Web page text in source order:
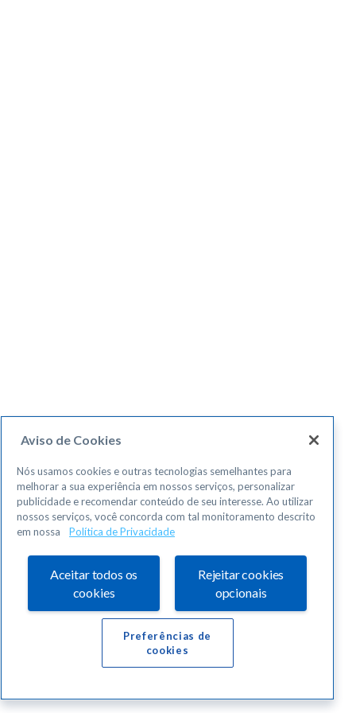
Aviso de Cookies
Nós usamos cookies e outras tecnologias semelhantes para
melhorar a sua experiência em nossos serviços, personalizar
publicidade e recomendar conteúdo de seu interesse. Ao utilizar
nossos serviços, você concorda com tal monitoramento descrito
em nossa
Política de Privacidade
Aceitar todos os
cookies
Rejeitar cookies
opcionais
Preferências de
cookies